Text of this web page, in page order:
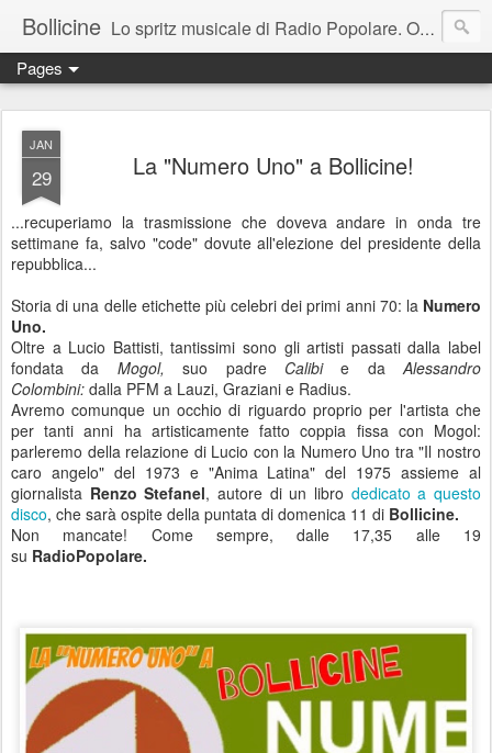
Bollicine Lo spritz musicale di Radio Popolare. Ogni domenica dalle 16.30 alle 17.30
Pages
JAN
29 La "Numero Uno" a Bollicine!
...recuperiamo la trasmissione che doveva andare in onda tre
settimane fa, salvo "code" dovute all'elezione del presidente della
repubblica...
Storia di una delle etichette più celebri dei primi anni 70: la Numero
Uno.
Oltre a Lucio Battisti, tantissimi sono gli artisti passati dalla label
fondata da Mogol, suo padre Calibie daAlessandro
Colombini: dalla PFM a Lauzi, Graziani e Radius.
Avremo comunque un occhio di riguardo proprio per l'artista che
per tanti anni ha artisticamente fatto coppia fissa con Mogol:
parleremo della relazione di Lucio con la Numero Uno tra "Il nostro
caro angelo" del 1973 e "Anima Latina" del 1975 assieme al
giornalista Renzo Stefanel, autore di un libro dedicato a questo
disco, che sarà ospite della puntata di domenica 11 di Bollicine.
Non mancate! Come sempre, dalle 17,35 alle 19
su RadioPopolare.